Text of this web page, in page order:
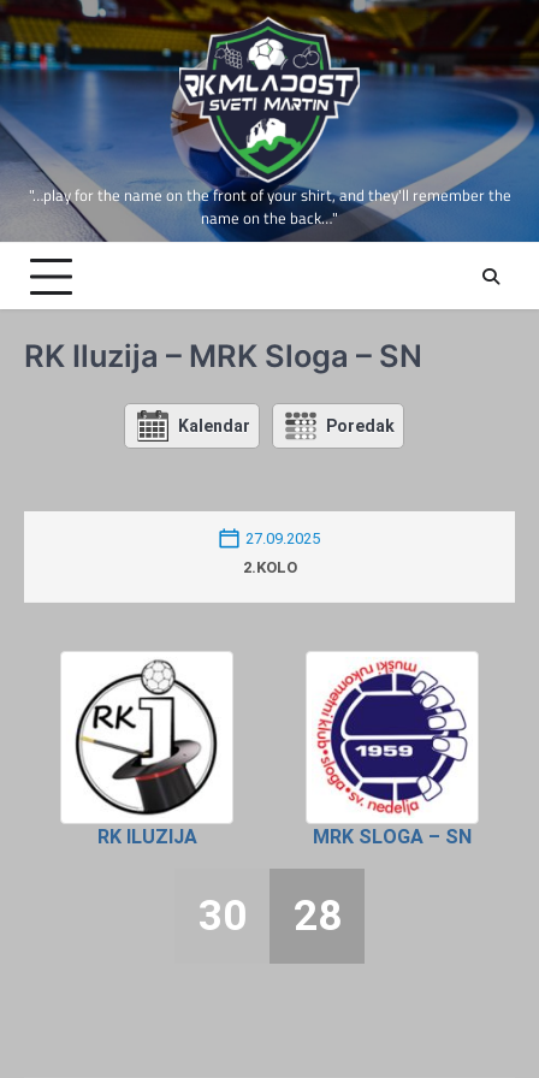
Skip
to
content
"…play for the name on the front of your shirt, and they'll remember the
name on the back…"
RK Iluzija – MRK Sloga – SN
Kalendar Poredak
27.09.2025
2.KOLO
RK ILUZIJA MRK SLOGA – SN
30 28